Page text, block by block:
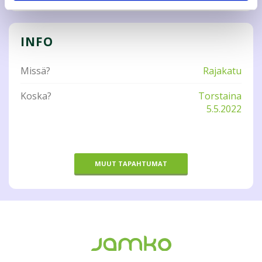
INFO
Missä?
Rajakatu
Koska?
Torstaina
5.5.2022
MUUT TAPAHTUMAT